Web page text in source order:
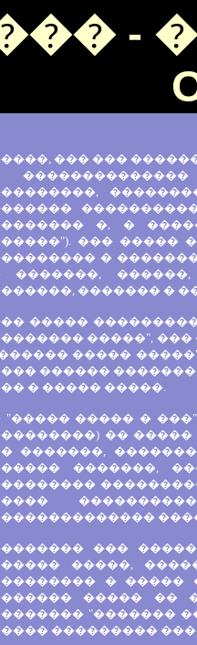
-
��� ���
�, �
��� �����
�
�������, ������,
������� �
�����
�����",
�����
������
� ����� �����.
"����� ����� �
��
�������,
�������,
���
�����,
� �����
����� ��
"�������
���������